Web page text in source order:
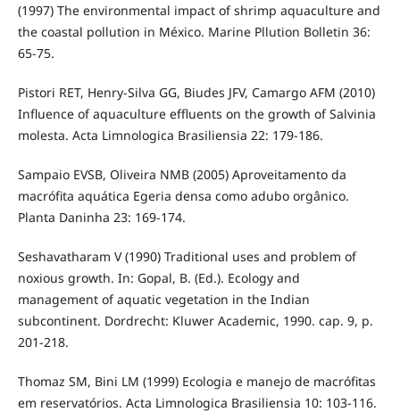
(1997) The environmental impact of shrimp aquaculture and
the coastal pollution in México. Marine Pllution Bolletin 36:
65-75.
Pistori RET, Henry-Silva GG, Biudes JFV, Camargo AFM (2010)
Influence of aquaculture effluents on the growth of Salvinia
molesta. Acta Limnologica Brasiliensia 22: 179-186.
Sampaio EVSB, Oliveira NMB (2005) Aproveitamento da
macrófita aquática Egeria densa como adubo orgânico.
Planta Daninha 23: 169-174.
Seshavatharam V (1990) Traditional uses and problem of
noxious growth. In: Gopal, B. (Ed.). Ecology and
management of aquatic vegetation in the Indian
subcontinent. Dordrecht: Kluwer Academic, 1990. cap. 9, p.
201-218.
Thomaz SM, Bini LM (1999) Ecologia e manejo de macrófitas
em reservatórios. Acta Limnologica Brasiliensia 10: 103-116.